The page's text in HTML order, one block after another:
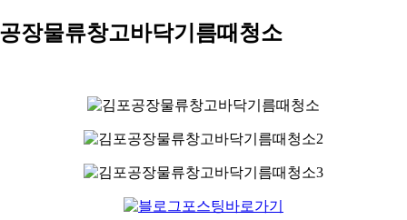
공장물류창고바닥기름때청소